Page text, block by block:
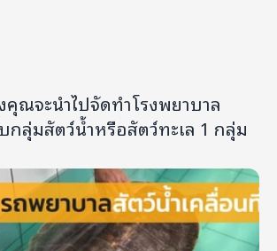
คุณจะนำไปจัดทำโรงพยาบาล
กลุ่มสัตว์น้ำหรือสัตว์ทะเล 1 กลุ่ม